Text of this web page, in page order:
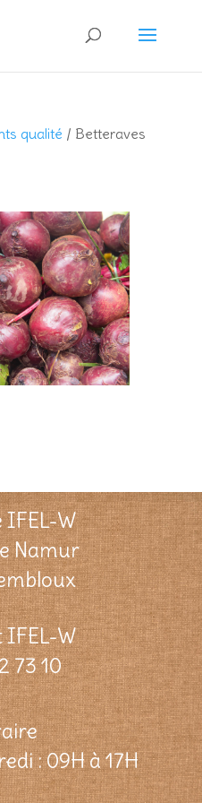
qualité / Betteraves
IFEL-W
Namur
W
73 10
: 09H à 17H